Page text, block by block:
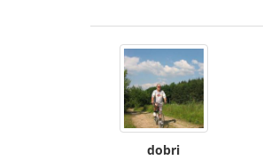
dobri